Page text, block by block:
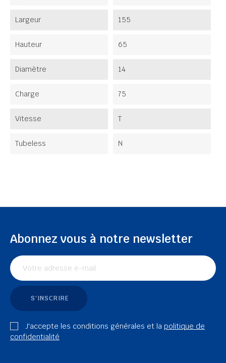
Largeur 155
Hauteur 65
Diamètre 14
Charge 75
Vitesse T
Tubeless N
Abonnez vous à notre newsletter
S'INSCRIRE
J'accepte les conditions générales et la politique de
confidentialité